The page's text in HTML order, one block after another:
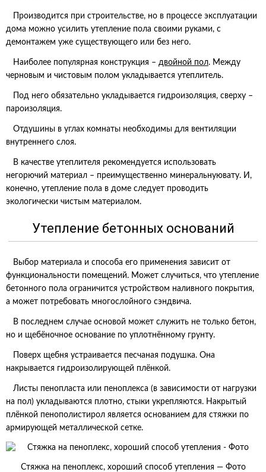
Производится при строительстве, но в процессе эксплуатации
дома можно усилить утепление пола своими руками, с
демонтажем уже существующего или без него.
Наиболее популярная конструкция – двойной пол. Между
черновым и чистовым полом укладывается утеплитель.
Под него обязательно укладывается гидроизоляция, сверху –
пароизоляция.
Отдушины в углах комнаты необходимы для вентиляции
внутреннего слоя.
В качестве утеплителя рекомендуется использовать
негорючий материал – преимущественно минеральнуювату. И,
конечно, утепление пола в доме следует проводить
экологически чистым материалом.
Утепление бетонных оснований
Выбор материала и способа его применения зависит от
функциональности помещений. Может случиться, что утепление
бетонного пола ограничится устройством наливного покрытия,
а может потребовать многослойного сэндвича.
В последнем случае основой может служить не только бетон,
но и щебёночное основание по уплотнённому грунту.
Поверх щебня устраивается песчаная подушка. Она
накрывается гидроизолирующей плёнкой.
Листы пенопласта или пеноплекса (в зависимости от нагрузки
на пол) укладываются плотно, стыки укрепляются. Накрытый
плёнкой пенополистирол является основанием для стяжки по
армирующей металлической сетке.
Стяжка на пеноплекс, хороший способ утепления — Фото